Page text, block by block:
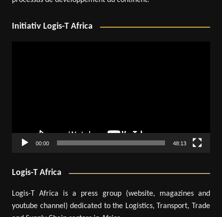
Initiativ Logis-T Africa
00:00 48:13
Logis-T Africa
Logis-T Africa is a press group (website, magazines and
youtube channel) dedicated to the Logistics, Transport, Trade